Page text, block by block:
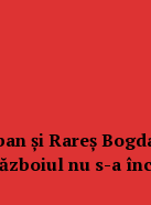
și Rareș
nu s-a